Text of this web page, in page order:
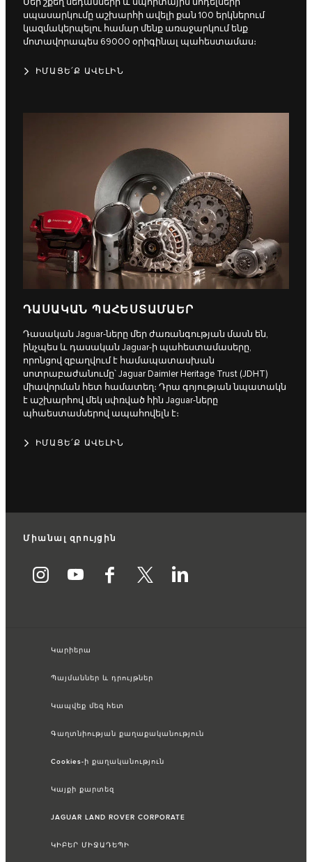
սպասարկումը աշխարհի ավելի քան 100 երկներում
կազմակերպելու համար մենք առաջարկում ենք
մոտավորապես 69000 օրիգինալ պահեստամաս։
ԻՄԱՑԵ՛Ք ԱՎԵԼԻՆ
ԴԱՍԱԿԱՆ ՊԱՀԵՍՏԱՄԱԵՐ
Դասական Jaguar-ները մեր ժառանգության մասն են,
ինչպես և դասական Jaguar-ի պահեստամասերը,
որոնցով զբաղվում է համապատասխան
սոտրաբաժանումը՝ Jaguar Daimler Heritage Trust (JDHT)
միավորման հետ համատեղ։ Դրա գոյության նպատակն
է աշխարհով մեկ սփռված հին Jaguar-ները
պհաեստամսերով ապահովելն է։
ԻՄԱՑԵ՛Ք ԱՎԵԼԻՆ
Միանալ զրույցին
Կարիերա
Պայմաններ և դրույթներ
Կապվեք մեզ հետ
Գաղտնիության քաղաքականություն
Cookies-ի քաղականություն
Կայքի քարտեզ
JAGUAR LAND ROVER CORPORATE
ԿԻԲԵՐ ՄԻՋԱԴԵՊԻ